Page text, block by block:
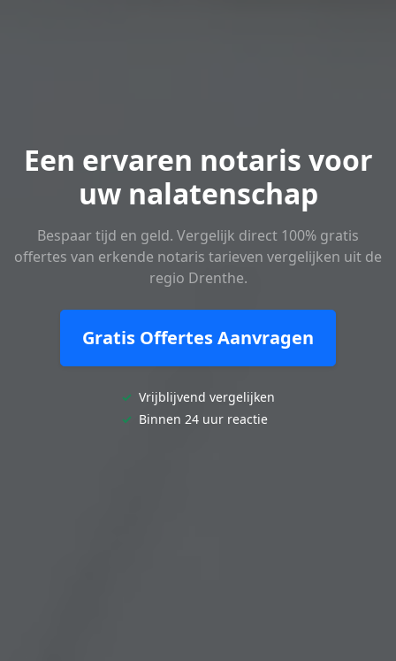
Een ervaren notaris voor
uw nalatenschap
Bespaar tijd en geld. Vergelijk direct 100% gratis
offertes van erkende notaris tarieven vergelijken uit de
regio Drenthe.
Gratis Offertes Aanvragen
✓ Vrijblijvend vergelijken
✓ Binnen 24 uur reactie